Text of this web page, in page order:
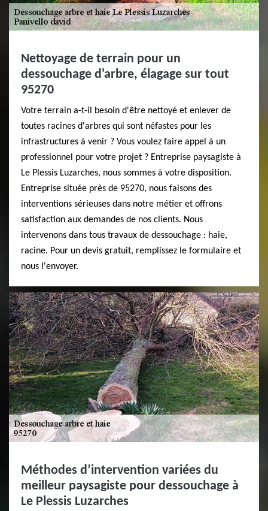
Nettoyage de terrain pour un
dessouchage d'arbre, élagage sur tout
95270
Votre terrain a-t-il besoin d'être nettoyé et enlever de
toutes racines d'arbres qui sont néfastes pour les
infrastructures à venir ? Vous voulez faire appel à un
professionnel pour votre projet ? Entreprise paysagiste à
Le Plessis Luzarches, nous sommes à votre disposition.
Entreprise située près de 95270, nous faisons des
interventions sérieuses dans notre métier et offrons
satisfaction aux demandes de nos clients. Nous
intervenons dans tous travaux de dessouchage : haie,
racine. Pour un devis gratuit, remplissez le formulaire et
nous l'envoyer.
Méthodes d’intervention variées du
meilleur paysagiste pour dessouchage à
Le Plessis Luzarches